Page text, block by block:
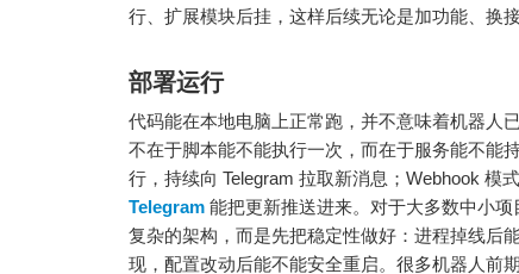
行、扩展模块后挂，这样后续无论是加功能、换
部署运行
代码能在本地电脑上正常跑，并不意味着机器人
不在于脚本能不能执行一次，而在于服务能不能
行，持续向 Telegram 拉取新消息；Webhook 模
Telegram 能把更新推送进来。对于大多数中小
复杂的架构，而是先把稳定性做好：进程掉线后
现，配置改动后能不能安全重启。很多机器人前